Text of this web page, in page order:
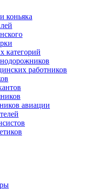
коньяка
категорий
работников
авиации